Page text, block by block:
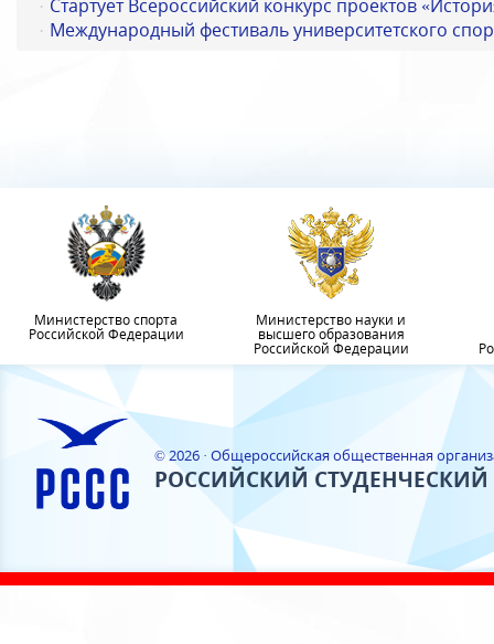
Стартует Всероссийский конкурс проектов
Международный фестиваль университетского
Министерство спорта
Российской Федерации
Министерство науки и
высшего образования
Российской Федерации
© 2026 · Общероссийская общественная
РОССИЙСКИЙ